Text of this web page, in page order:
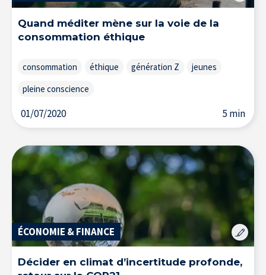
À propos de l’IÉSEG
Quand méditer mène sur la voie de la
consommation éthique
consommation éthique génération Z
jeunes
pleine conscience
01/07/2020 5 min
ÉCONOMIE & FINANCE
Décider en climat d’incertitude profonde,